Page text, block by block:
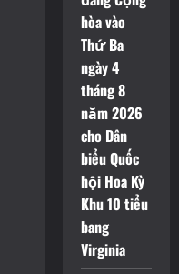
hòa vào
Thứ Ba
ngày 4
tháng 8
năm 2026
cho Dân
biểu Quốc
hội Hoa Kỳ
Khu 10 tiểu
bang
Virginia